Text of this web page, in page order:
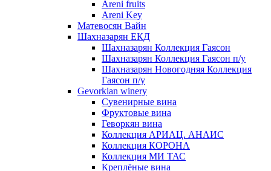
Areni fruits
Areni Key
Матевосян Вайн
Шахназарян ЕКД
Шахназарян Коллекция Гаясон
Шахназарян Коллекция Гаясон п/у
Шахназарян Новогодняя Коллекция
Гаясон п/у
Gevorkian winery
Сувенирные вина
Фруктовые вина
Геворкян вина
Коллекция АРИАЦ. АНАИС
Коллекция КОРОНА
Коллекция МИ ТАС
Креплёные вина